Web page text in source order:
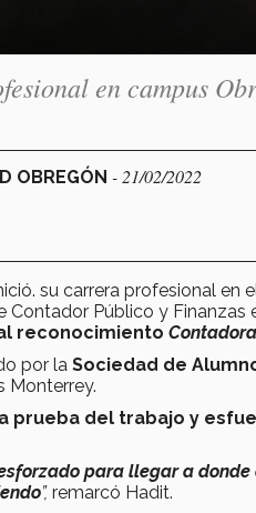
en campus
OBREGÓN - 21/02/2022
su carrera profesional en
Público y Finanzas
reconocimiento
por la Sociedad de
Monterrey.
prueba del trabajo y
para llegar a donde
”, remarcó Hadit.